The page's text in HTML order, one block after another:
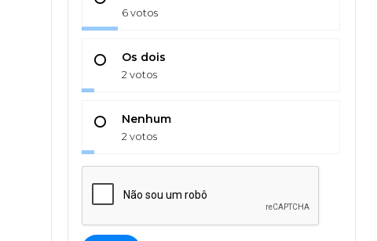
6 votos
Os dois
2 votos
Nenhum
2 votos